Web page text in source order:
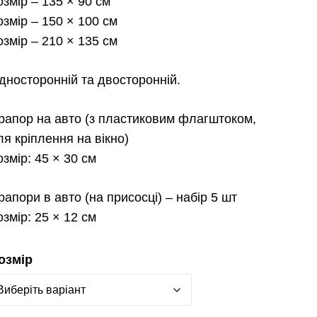
– 150 × 100 см
– 210 × 135 см
та двосторонній.
на авто (з пластиковим флагштоком,
кріплення на вікно)
45 × 30 см
в авто (на присосці) – набір 5 шт
25 × 12 см